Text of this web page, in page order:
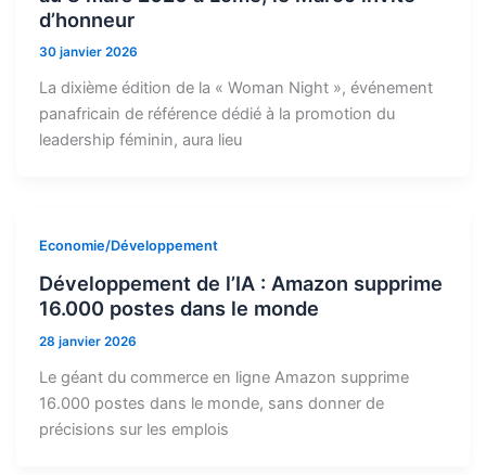
d’honneur
30 janvier 2026
La dixième édition de la « Woman Night », événement
panafricain de référence dédié à la promotion du
leadership féminin, aura lieu
Economie/Développement
Développement de l’IA : Amazon supprime
16.000 postes dans le monde
28 janvier 2026
Le géant du commerce en ligne Amazon supprime
16.000 postes dans le monde, sans donner de
précisions sur les emplois